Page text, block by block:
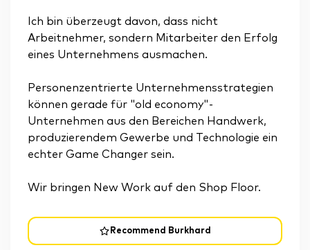
Recommend Burkhard
Ich bin überzeugt davon, dass nicht
Arbeitnehmer, sondern Mitarbeiter den Erfolg
eines Unternehmens ausmachen.
Personenzentrierte Unternehmensstrategien
können gerade für "old economy"-
Unternehmen aus den Bereichen Handwerk,
produzierendem Gewerbe und Technologie ein
echter Game Changer sein.
Wir bringen New Work auf den Shop Floor.